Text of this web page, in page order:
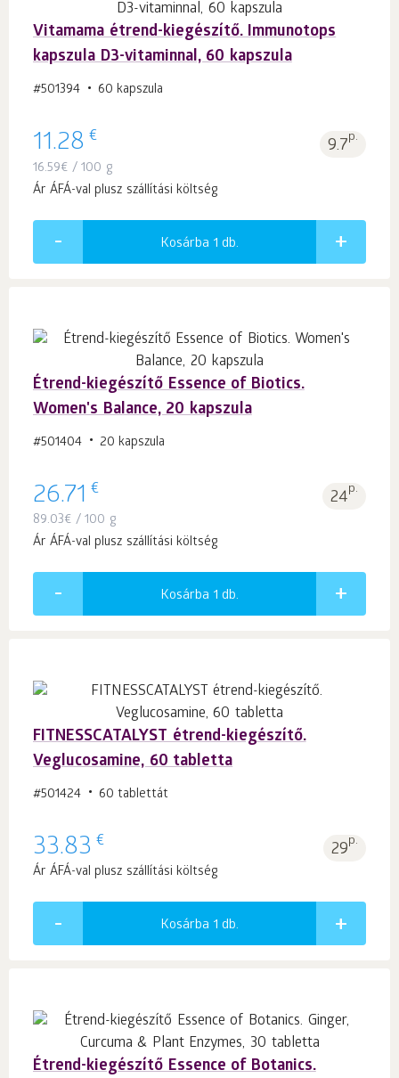
Vitamama étrend-kiegészítő. Immunotops
kapszula D3-vitaminnal, 60 kapszula
#501394 60 kapszula
11.28 € 9.7p.
16.59€ / 100 g
Ár ÁFÁ-val plusz szállítási költség
Kosárba 1 db.
Étrend-kiegészítő Essence of Biotics.
Women's Balance, 20 kapszula
#501404 20 kapszula
26.71 € 24p.
89.03€ / 100 g
Ár ÁFÁ-val plusz szállítási költség
Kosárba 1 db.
FITNESSCATALYST étrend-kiegészítő.
Veglucosamine, 60 tabletta
#501424 60 tablettát
33.83 € 29p.
Ár ÁFÁ-val plusz szállítási költség
Kosárba 1 db.
Étrend-kiegészítő Essence of Botanics.